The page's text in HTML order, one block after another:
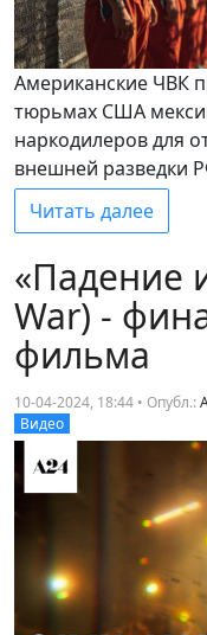
Американские ЧВК
тюрьмах США
наркодилеров для
внешней разведки
Читать далее
«Падение
War) -
фильма
10-04-2024, 18:44 • Опубл.:
Видео